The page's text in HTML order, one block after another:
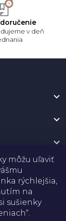
môžu uľaviť
rýchlejšia,
na
sušienky
v deň